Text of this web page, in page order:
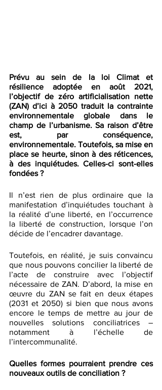
Prévu au sein de la loi Climat et
résilience adoptée en août 2021,
l’objectif de zéro artificialisation nette
(ZAN) d’ici à 2050 traduit la contrainte
environnementale globale dans le
champ de l’urbanisme. Sa raison d’être
est, par conséquence,
environnementale. Toutefois, sa mise en
place se heurte, sinon à des réticences,
à des inquiétudes. Celles-ci sont-elles
fondées ?
Il n’est rien de plus ordinaire que la
manifestation d’inquiétudes touchant à
la réalité d’une liberté, en l’occurrence
la liberté de construction, lorsque l’on
décide de l’encadrer davantage.
Toutefois, en réalité, je suis convaincu
que nous pouvons concilier la liberté de
l’acte de construire avec l’objectif
nécessaire de ZAN. D’abord, la mise en
œuvre du ZAN se fait en deux étapes
(2031 et 2050) si bien que nous avons
encore le temps de mettre au jour de
nouvelles solutions conciliatrices –
notamment à l’échelle de
l’intercommunalité.
Quelles formes pourraient prendre ces
nouveaux outils de conciliation ?